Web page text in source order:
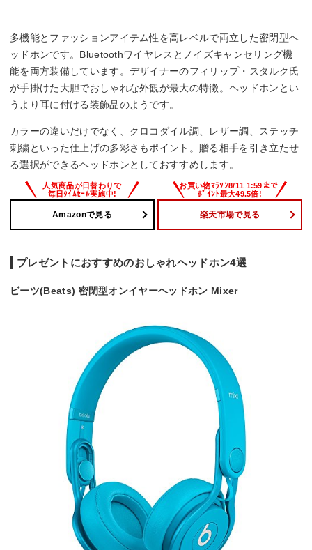
多機能とファッションアイテム性を高レベルで両立した密閉型ヘ
ッドホンです。Bluetoothワイヤレスとノイズキャンセリング機
能を両方装備しています。デザイナーのフィリップ・スタルク氏
が手掛けた大胆でおしゃれな外観が最大の特徴。ヘッドホンとい
うより耳に付ける装飾品のようです。
カラーの違いだけでなく、クロコダイル調、レザー調、ステッチ
刺繍といった仕上げの多彩さもポイント。贈る相手を引き立たせ
る選択ができるヘッドホンとしておすすめします。
Amazonで見る 楽天市場で見る
プレゼントにおすすめのおしゃれヘッドホン4選
ビーツ(Beats) 密閉型オンイヤーヘッドホン Mixer